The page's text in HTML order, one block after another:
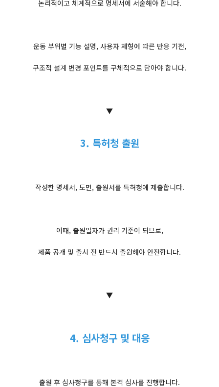
논리적이고 체계적으로 명세서에 서술해야 합니다.
운동 부위별 기능 설명, 사용자 체형에 따른 반응 기전,
구조적 설계 변경 포인트를 구체적으로 담아야 합니다.
▼
3. 특허청 출원
작성한 명세서, 도면, 출원서를 특허청에 제출합니다.
이때, 출원일자가 권리 기준이 되므로,
제품 공개 및 출시 전 반드시 출원해야 안전합니다.
▼
4. 심사청구 및 대응
출원 후 심사청구를 통해 본격 심사를 진행합니다.